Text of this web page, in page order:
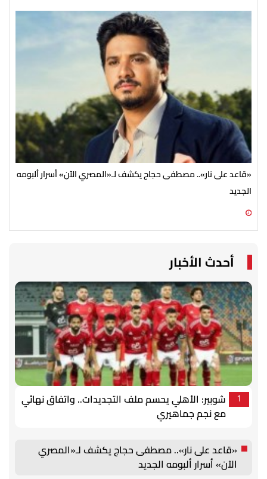
«قاعد على نار».. مصطفى حجاج يكشف لـ«المصري الآن» أسرار ألبومه
الجديد
أحدث الأخبار
1
شوبير: الأهلي يحسم ملف التجديدات.. واتفاق نهائي
مع نجم جماهيري
«قاعد على نار».. مصطفى حجاج يكشف لـ«المصري
الآن» أسرار ألبومه الجديد